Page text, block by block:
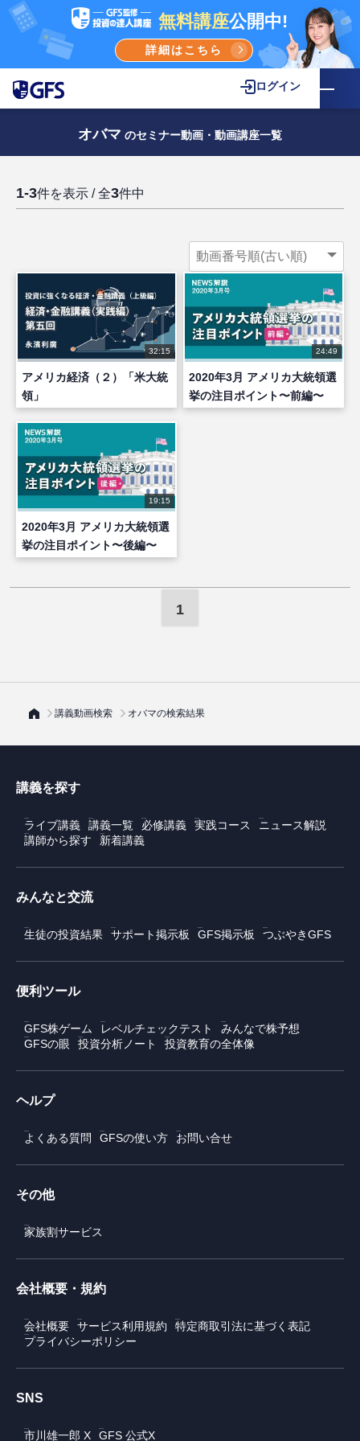
無料講座公開中!
詳細はこちら
ログイン
オバマ のセミナー動画・動画講座一覧
1-3件を表示 / 全3件中
32:15
アメリカ経済（２）「米大統
領」
24:49
2020年3月 アメリカ大統領選
挙の注目ポイント〜前編〜
19:15
2020年3月 アメリカ大統領選
挙の注目ポイント〜後編〜
1
講義動画検索 オバマの検索結果
講義を探す
ライブ講義 講義一覧 必修講義 実践コース
ニュース解説
講師から探す
新着講義
みんなと交流
生徒の投資結果 サポート掲示板 GFS掲示板 つぶやきGFS
便利ツール
GFS株ゲーム レベルチェックテスト
みんなで株予想
GFSの眼
投資分析ノート 投資教育の全体像
ヘルプ
よくある質問 GFSの使い方 お問い合せ
その他
家族割サービス
会社概要・規約
会社概要 サービス利用規約
特定商取引法に基づく表記
プライバシーポリシー
SNS
市川雄一郎 X GFS 公式X